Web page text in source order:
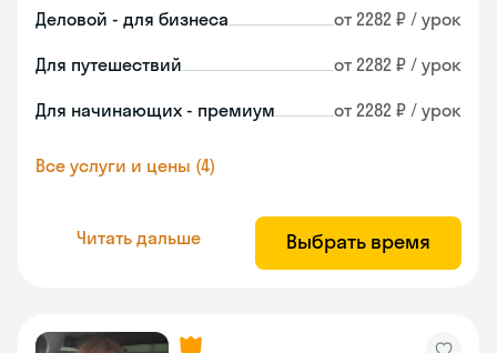
Деловой - для бизнеса от 2282 ₽ / урок
Для путешествий от 2282 ₽ / урок
Для начинающих - премиум от 2282 ₽ / урок
Все услуги и цены (4)
Читать дальше Выбрать время